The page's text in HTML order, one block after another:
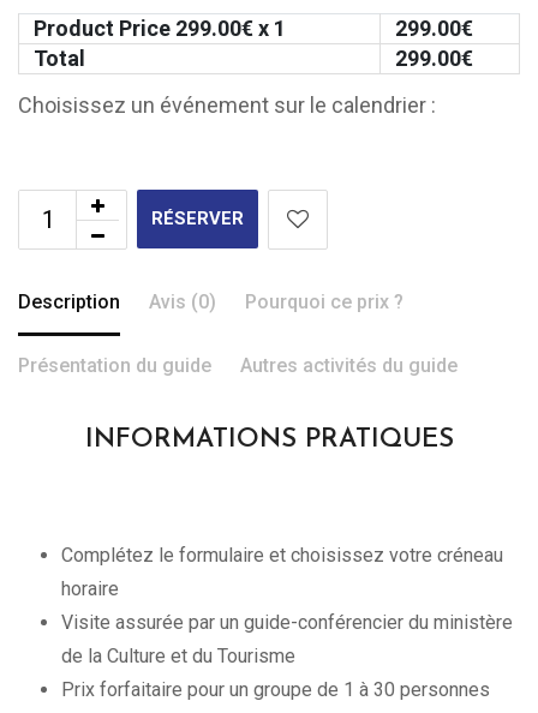
Product Price 299.00€ x 1 299.00€
Total
299.00€
Choisissez un événement sur le calendrier :
RÉSERVER
Description Avis (0) Pourquoi ce prix ?
Présentation du guide Autres activités du guide
INFORMATIONS PRATIQUES
Complétez le formulaire et choisissez votre créneau
horaire
Visite assurée par un guide-conférencier du ministère
de la Culture et du Tourisme
Prix forfaitaire pour un groupe de 1 à 30 personnes